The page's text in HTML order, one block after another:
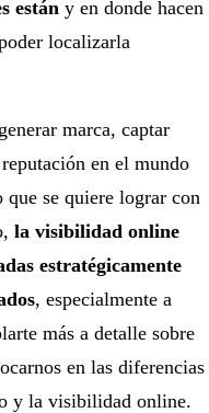
están y en donde hacen
localizarla
marca, captar
en el mundo
se quiere lograr con
la visibilidad online
estratégicamente
, especialmente a
más a detalle sobre
en las diferencias
y la visibilidad online.